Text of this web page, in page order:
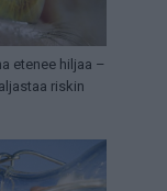
etenee hiljaa –
riskin